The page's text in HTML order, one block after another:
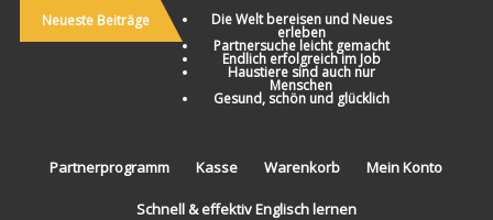
Neueste Beiträge Die Welt bereisen und Neues
erleben
Partnersuche leicht gemacht
Endlich erfolgreich im Job
Haustiere sind auch nur
Menschen
Gesund, schön und glücklich
Partnerprogramm Kasse Warenkorb Mein Konto
Schnell & effektiv Englisch lernen